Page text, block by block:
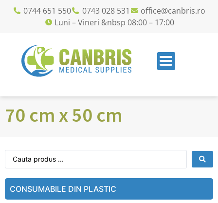
0744 651 550 0743 028 531
office@canbris.ro
Luni – Vineri &nbsp 08:00 – 17:00
70 cm x 50 cm
CONSUMABILE DIN PLASTIC